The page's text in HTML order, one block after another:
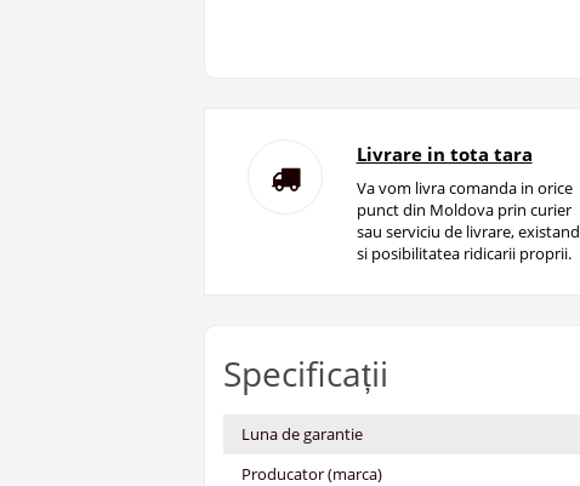
Livrare in tota tara
Va vom livra comanda in orice
punct din Moldova prin curier
sau serviciu de livrare, existand
si posibilitatea ridicarii proprii.
Specificații
Luna de garantie
Producator (marca)